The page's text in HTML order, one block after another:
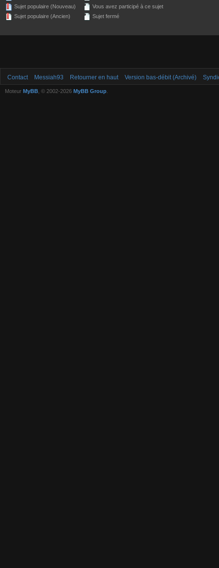
Sujet populaire (Nouveau)
Sujet populaire (Ancien)
Vous avez participé à ce sujet
Sujet fermé
Contact Messiah93 Retourner en haut Version bas-débit (Archivé)
Moteur MyBB , © 2002-2026 MyBB Group